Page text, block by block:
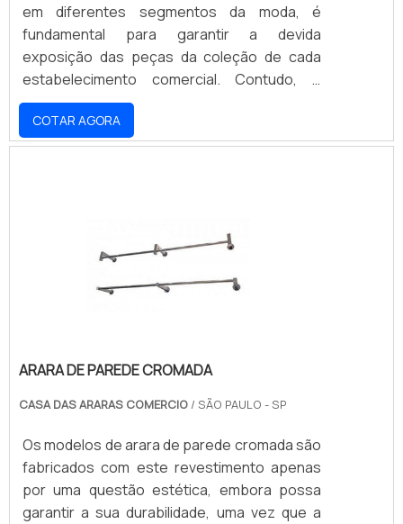
em diferentes segmentos da moda, é
fundamental para garantir a devida
exposição das peças da coleção de cada
estabelecimento comercial. Contudo, é
importante que os lojistas contem com
parcerias confiáveis e vantajosas para o
fornecimento desses expositores tão
comercialização dos manequins oferece
variedade, visto que a nece.
COTAR AGORA
ARARA DE PAREDE CROMADA
CASA DAS ARARAS COMERCIO / SÃO PAULO - SP
Os modelos de arara de parede cromada são
fabricados com este revestimento apenas
por uma questão estética, embora possa
garantir a sua durabilidade, uma vez que a